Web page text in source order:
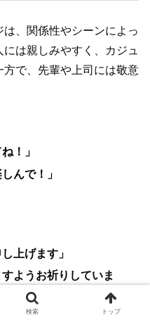
、関係性やシーンによっ
は親しみやすく、カジュ
で、先輩や上司には敬意
！」
んで！」
上げます」
ようお祈りしていま
検索 トップ